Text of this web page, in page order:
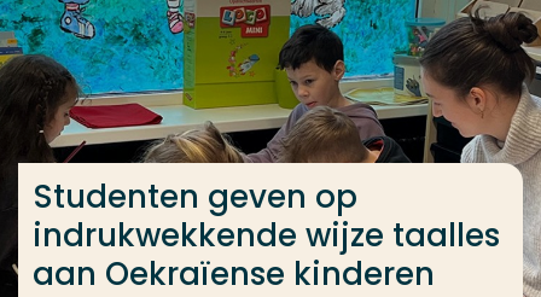
Ga direct naar de content
... > Studenten geven op indrukwekkende wijze
Studenten geven op
indrukwekkende wijze taalles
aan Oekraïense kinderen
Veel gezocht
Opleiding